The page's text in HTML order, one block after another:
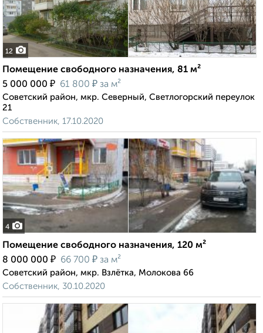
12
Помещение свободного назначения, 81 м²
5 000 000 ₽ 61 800 ₽ за м²
Советский район, мкр. Северный, Светлогорский переулок
21
Собственник, 17.10.2020
4
Помещение свободного назначения, 120 м²
8 000 000 ₽ 66 700 ₽ за м²
Советский район, мкр. Взлётка, Молокова 66
Собственник, 30.10.2020